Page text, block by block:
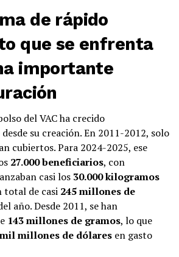
de rápido
que se enfrenta
importante
del VAC ha crecido
su creación. En 2011-2012, solo
cubiertos. Para 2024-2025, ese
27.000 beneficiarios, con
casi los 30.000 kilogramos
total de casi 245 millones de
año. Desde 2011, se han
143 millones de gramos, lo que
mil millones de dólares en gasto